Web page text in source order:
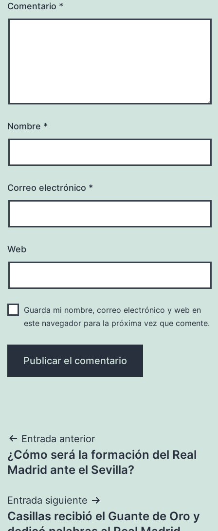
Comentario *
Nombre *
Correo electrónico *
Web
Guarda mi nombre, correo electrónico y web en
este navegador para la próxima vez que comente.
Navegación
de
Entrada anterior
¿Cómo será la formación del Real
Madrid ante el Sevilla?
Entrada siguiente
Casillas recibió el Guante de Oro y